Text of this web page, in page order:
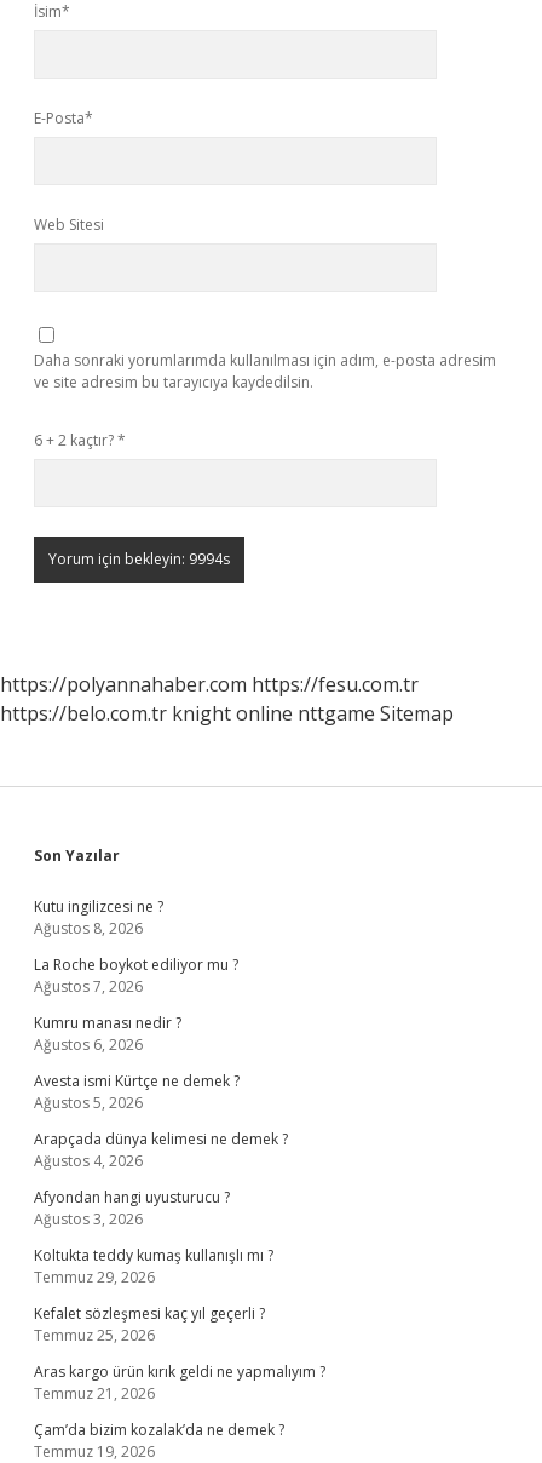
İsim*
E-Posta*
Web Sitesi
Daha sonraki yorumlarımda kullanılması için adım, e-posta adresim
ve site adresim bu tarayıcıya kaydedilsin.
6 + 2 kaçtır?*
https://polyannahaber.com https://fesu.com.tr
https://belo.com.tr knight online nttgame Sitemap
Sidebar
Son Yazılar
Kutu ingilizcesi ne ?
Ağustos 8, 2026
La Roche boykot ediliyor mu ?
Ağustos 7, 2026
Kumru manası nedir ?
Ağustos 6, 2026
Avesta ismi Kürtçe ne demek ?
Ağustos 5, 2026
Arapçada dünya kelimesi ne demek ?
Ağustos 4, 2026
Afyondan hangi uyusturucu ?
Ağustos 3, 2026
Koltukta teddy kumaş kullanışlı mı ?
Temmuz 29, 2026
Kefalet sözleşmesi kaç yıl geçerli ?
Temmuz 25, 2026
Aras kargo ürün kırık geldi ne yapmalıyım ?
Temmuz 21, 2026
Çam’da bizim kozalak’da ne demek ?
Temmuz 19, 2026